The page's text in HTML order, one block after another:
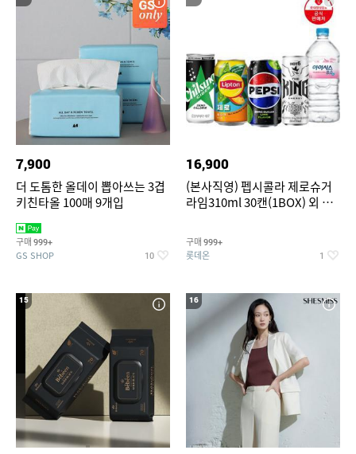
7,900
더 도톰한 올데이 뽑아쓰는 3겹
키친타올 100매 9개입
구매 999+
GS SHOP 10
16,900
(본사직영) 펩시콜라 제로슈거
라임310ml 30캔(1BOX) 외 롯
구매 999+
롯데온 1
15 16